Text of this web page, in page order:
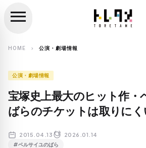
search
menu
HOME chevron_right 公演・劇場情報
公演・劇場情報
宝塚史上最大のヒット作・
ばらのチケットは取りに
2015.04.13 2026.01.14
#ベルサイユのばら